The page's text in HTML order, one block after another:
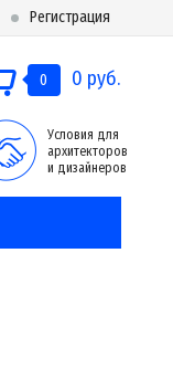
Регистрация
0 0 руб.
Условия для
архитекторов
и дизайнеров